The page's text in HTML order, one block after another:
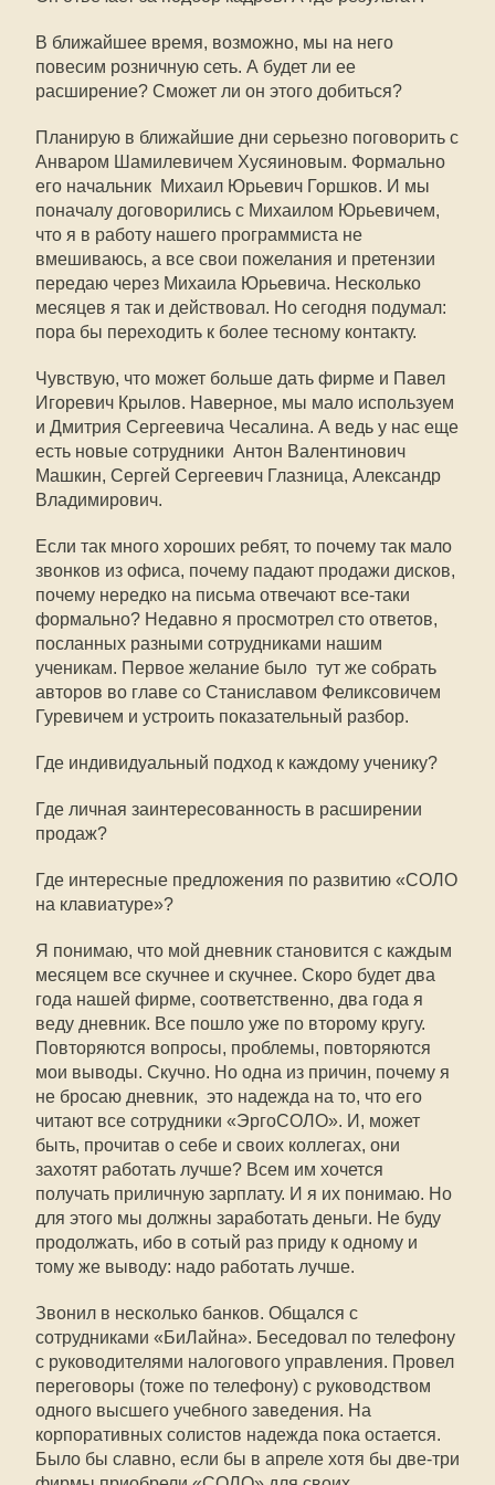
В ближайшее время, возможно, мы на него
повесим розничную сеть. А будет ли ее
расширение? Сможет ли он этого добиться?
Планирую в ближайшие дни серьезно поговорить с
Анваром Шамилевичем Хусяиновым. Формально
его начальник  Михаил Юрьевич Горшков. И мы
поначалу договорились с Михаилом Юрьевичем,
что я в работу нашего программиста не
вмешиваюсь, а все свои пожелания и претензии
передаю через Михаила Юрьевича. Несколько
месяцев я так и действовал. Но сегодня подумал:
пора бы переходить к более тесному контакту.
Чувствую, что может больше дать фирме и Павел
Игоревич Крылов. Наверное, мы мало используем
и Дмитрия Сергеевича Чесалина. А ведь у нас еще
есть новые сотрудники  Антон Валентинович
Машкин, Сергей Сергеевич Глазница, Александр
Владимирович.
Если так много хороших ребят, то почему так мало
звонков из офиса, почему падают продажи дисков,
почему нередко на письма отвечают все-таки
формально? Недавно я просмотрел сто ответов,
посланных разными сотрудниками нашим
ученикам. Первое желание было  тут же собрать
авторов во главе со Станиславом Феликсовичем
Гуревичем и устроить показательный разбор.
Где индивидуальный подход к каждому ученику?
Где личная заинтересованность в расширении
продаж?
Где интересные предложения по развитию «СОЛО
на клавиатуре»?
Я понимаю, что мой дневник становится с каждым
месяцем все скучнее и скучнее. Скоро будет два
года нашей фирме, соответственно, два года я
веду дневник. Все пошло уже по второму кругу.
Повторяются вопросы, проблемы, повторяются
мои выводы. Скучно. Но одна из причин, почему я
не бросаю дневник,  это надежда на то, что его
читают все сотрудники «ЭргоСОЛО». И, может
быть, прочитав о себе и своих коллегах, они
захотят работать лучше? Всем им хочется
получать приличную зарплату. И я их понимаю. Но
для этого мы должны заработать деньги. Не буду
продолжать, ибо в сотый раз приду к одному и
тому же выводу: надо работать лучше.
Звонил в несколько банков. Общался с
сотрудниками «БиЛайна». Беседовал по телефону
с руководителями налогового управления. Провел
переговоры (тоже по телефону) с руководством
одного высшего учебного заведения. На
корпоративных солистов надежда пока остается.
Было бы славно, если бы в апреле хотя бы две-три